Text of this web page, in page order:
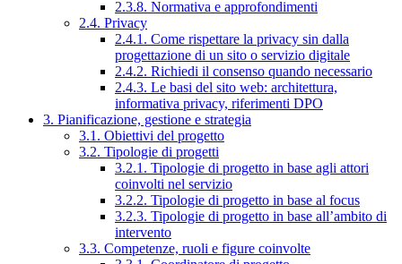
2.3.8. Normativa e approfondimenti
2.4. Privacy
2.4.1. Come rispettare la privacy sin dalla
progettazione di un sito o servizio digitale
2.4.2. Richiedi il consenso quando necessario
2.4.3. Le basi del sito web: architettura,
informativa privacy, riferimenti DPO
3. Pianificazione, gestione e strategia
3.1. Obiettivi del progetto
3.2. Tipologie di progetti
3.2.1. Tipologie di progetto in base agli attori
coinvolti nel servizio
3.2.2. Tipologie di progetto in base al focus
3.2.3. Tipologie di progetto in base all’ambito di
intervento
3.3. Competenze, ruoli e figure coinvolte